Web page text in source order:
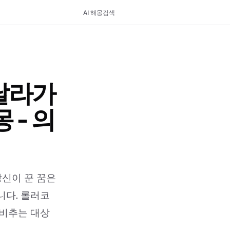
AI 해몽검색
라가
- 의
이 꾼 꿈은
다. 롤러코
추는 대상